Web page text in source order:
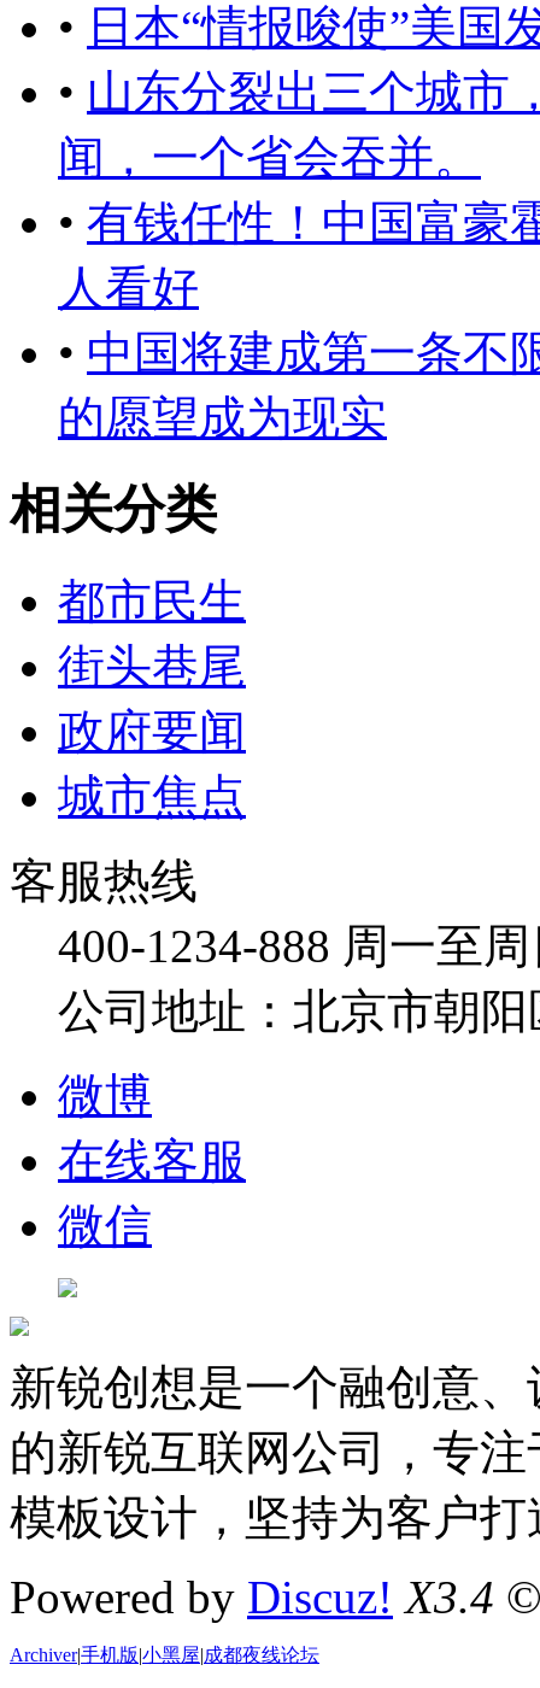
• 日本“情报唆使”美国
• 山东分裂出三个城市
闻，一个省会吞并。
• 有钱任性！中国富豪
人看好
• 中国将建成第一条不
的愿望成为现实
相关分类
都市民生
街头巷尾
政府要闻
城市焦点
客服热线
400-1234-888 周一至
公司地址：北京市朝
微博
在线客服
微信
新锐创想是一个融创意
的新锐互联网公司，专
模板设计，坚持为客户
Powered by Discuz! X3.4
Archiver|手机版|小黑屋|成都夜线论坛